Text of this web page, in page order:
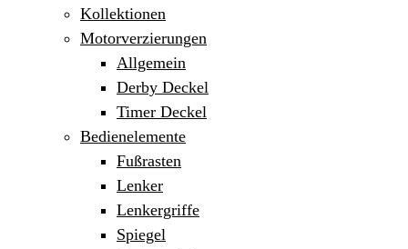
Kollektionen
Motorverzierungen
Allgemein
Derby Deckel
Timer Deckel
Bedienelemente
Fußrasten
Lenker
Lenkergriffe
Spiegel